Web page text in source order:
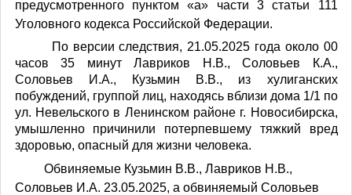
предусмотренного пунктом «а» части 3 статьи 111
Уголовного кодекса Российской Федерации.
По версии следствия, 21.05.2025 года около 00
часов 35 минут Лавриков Н.В., Соловьев К.А.,
Соловьев И.А., Кузьмин В.В., из хулиганских
побуждений, группой лиц, находясь вблизи дома 1/1 по
ул. Невельского в Ленинском районе г. Новосибирска,
умышленно причинили потерпевшему тяжкий вред
здоровью, опасный для жизни человека.
Обвиняемые Кузьмин В.В., Лавриков Н.В.,
Соловьев И.А. 23.05.2025, а обвиняемый Соловьев